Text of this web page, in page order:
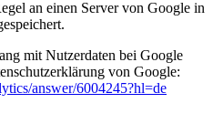
an einen Server von Google in
mit Nutzerdaten bei Google
von Google:
answer/6004245?hl=de